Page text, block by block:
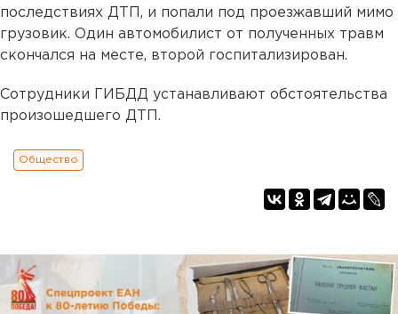
последствиях ДТП, и попали под проезжавший мимо
грузовик. Один автомобилист от полученных травм
скончался на месте, второй госпитализирован.
Сотрудники ГИБДД устанавливают обстоятельства
произошедшего ДТП.
Общество